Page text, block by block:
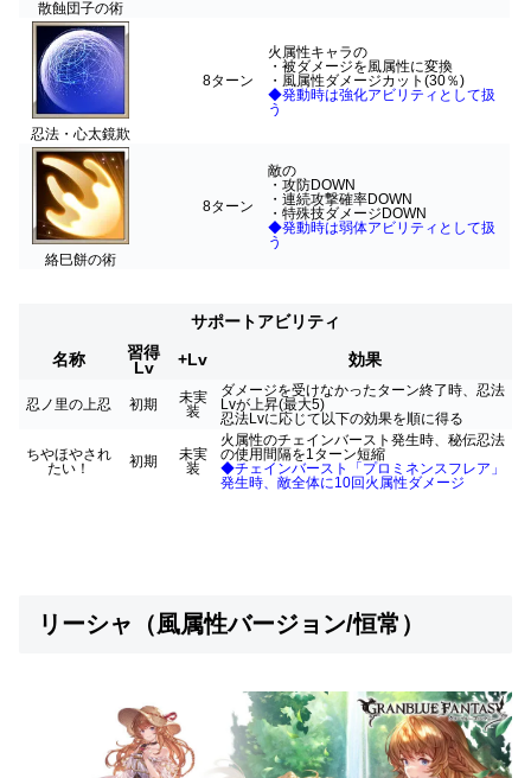
散蝕団子の術
忍法・心太鏡欺
8ターン
火属性キャラの
・被ダメージを風属性に変換
・風属性ダメージカット(30％)
◆発動時は強化アビリティとして扱
う
絡巳餅の術
8ターン
敵の
・攻防DOWN
・連続攻撃確率DOWN
・特殊技ダメージDOWN
◆発動時は弱体アビリティとして扱
う
サポートアビリティ
名称
習得
Lv
+Lv 効果
忍ノ里の上忍 初期
未実
装
ダメージを受けなかったターン終了時、忍法
Lvが上昇(最大5)
忍法Lvに応じて 以下の効果を順に得る
ちやほやされ
たい！
初期
未実
装
火属性のチェインバースト発生時、秘伝忍法
の使用間隔を1ターン短縮
◆チェインバースト「プロミネンスフレア」
発生時、敵全体に10回火属性ダメージ
リーシャ（風属性バージョン/恒常）